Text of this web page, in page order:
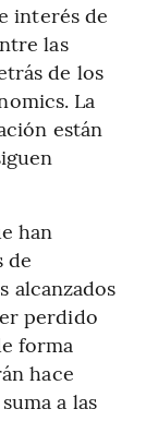
interés de
las
de los
La
están
han
de
alcanzados
perdido
forma
hace
a las